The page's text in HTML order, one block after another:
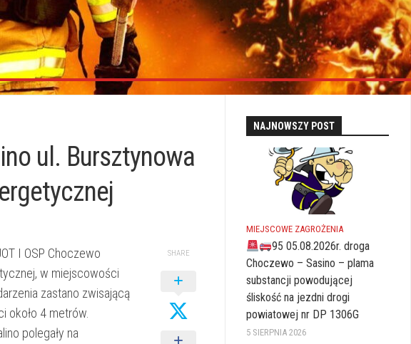
ul. Bursztynowa
I OSP Choczewo
w miejscowości
zastano zwisającą
około 4 metrów.
polegały na
SHARE
NAJNOWSZY POST
MIEJSCOWE ZAGROŻENIA
95 05.08.2026r. droga
Choczewo – Sasino – plama
substancji powodującej
śliskość na jezdni drogi
powiatowej nr DP 1306G
5 SIERPNIA 2026